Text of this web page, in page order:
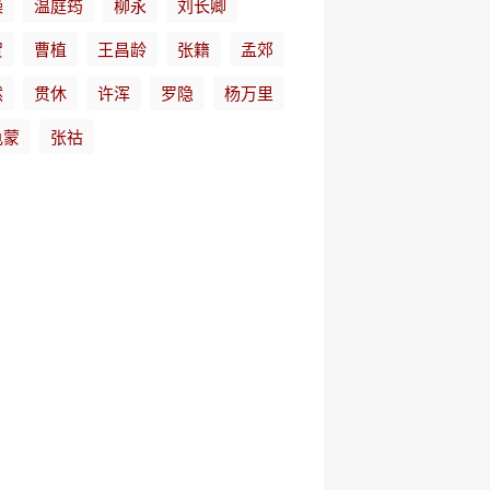
温庭筠 柳永
刘长卿
曹植 王昌龄 张籍
孟郊
贯休 许浑 罗隐
杨万里
张祜